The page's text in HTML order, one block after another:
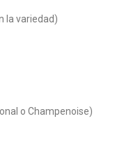
la variedad)
o Champenoise)